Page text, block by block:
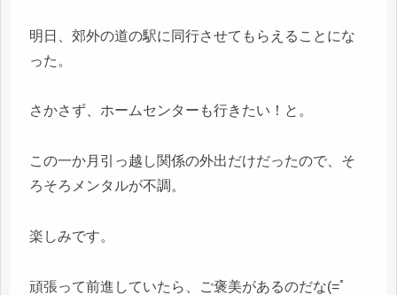
明日、郊外の道の駅に同行させてもらえることにな
った。
さかさず、ホームセンターも行きたい！と。
この一か月引っ越し関係の外出だけだったので、そ
ろそろメンタルが不調。
楽しみです。
頑張って前進していたら、ご褒美があるのだな(=ﾟ